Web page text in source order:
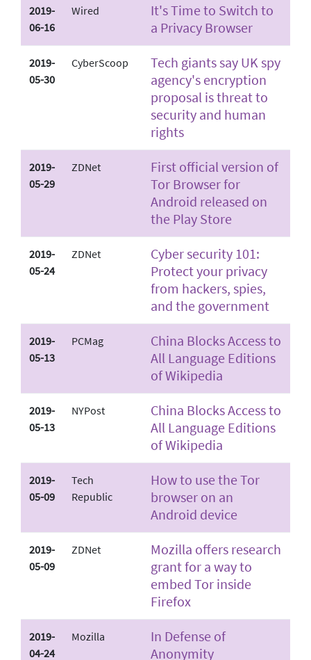
2019-
06-16
Wired
It's Time to Switch to
a Privacy Browser
2019-
05-30
CyberScoop
Tech giants say UK spy
agency's encryption
proposal is threat to
security and human
rights
2019-
05-29
ZDNet
First official version of
Tor Browser for
Android released on
the Play Store
2019-
05-24
ZDNet
Cyber security 101:
Protect your privacy
from hackers, spies,
and the government
2019-
05-13
PCMag
China Blocks Access to
All Language Editions
of Wikipedia
2019-
05-13
NYPost
China Blocks Access to
All Language Editions
of Wikipedia
2019-
05-09
Tech
Republic
How to use the Tor
browser on an
Android device
2019-
05-09
ZDNet
Mozilla offers research
grant for a way to
embed Tor inside
Firefox
2019-
04-24
Mozilla
In Defense of
Anonymity